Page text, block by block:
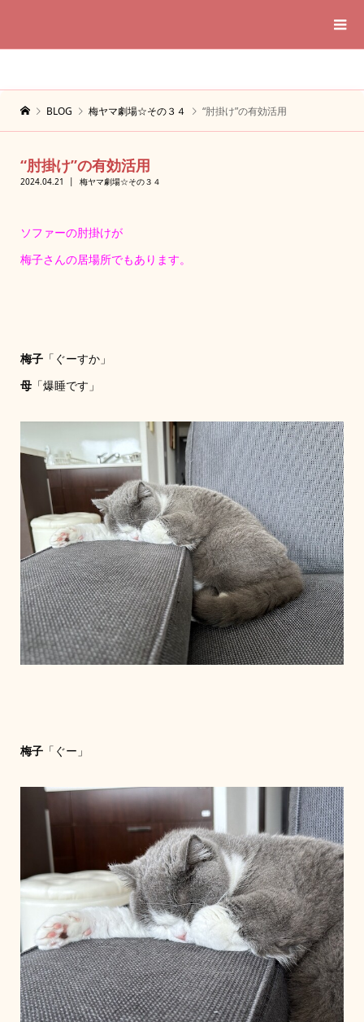
BLOG 梅ヤマ劇場☆その３４ “肘掛け”の有効活用
“肘掛け”の有効活用
2024.04.21 梅ヤマ劇場☆その３４
ソファーの肘掛けが
梅子さんの居場所でもあります。
梅子「ぐーすか」
母「爆睡です」
梅子「ぐー」